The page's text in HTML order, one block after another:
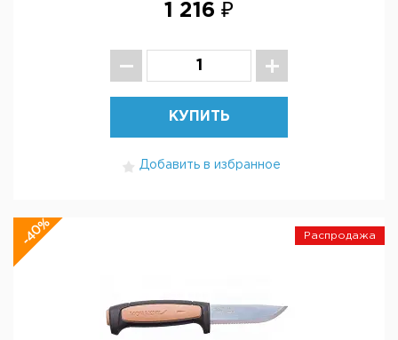
1 216 ₽
КУПИТЬ
Добавить в избранное
Распродажа
-40%